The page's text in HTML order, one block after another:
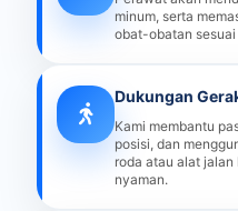
minum, serta
obat-obatan
Dukungan
Kami membantu
posisi, dan
roda atau alat
nyaman.